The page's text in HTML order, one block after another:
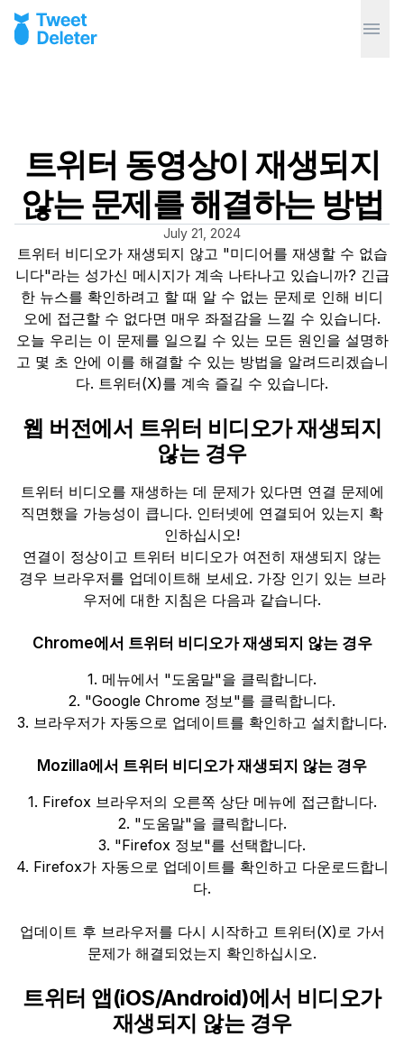
트위터 동영상이 재생되지
않는 문제를 해결하는 방법
July 21, 2024
트위터 비디오가 재생되지 않고 "미디어를 재생할 수 없습
니다"라는 성가신 메시지가 계속 나타나고 있습니까? 긴급
한 뉴스를 확인하려고 할 때 알 수 없는 문제로 인해 비디
오에 접근할 수 없다면 매우 좌절감을 느낄 수 있습니다.
오늘 우리는 이 문제를 일으킬 수 있는 모든 원인을 설명하
고 몇 초 안에 이를 해결할 수 있는 방법을 알려드리겠습니
다. 트위터(X)를 계속 즐길 수 있습니다.
웹 버전에서 트위터 비디오가 재생되지
않는 경우
트위터 비디오를 재생하는 데 문제가 있다면 연결 문제에
직면했을 가능성이 큽니다. 인터넷에 연결되어 있는지 확
인하십시오!
연결이 정상이고 트위터 비디오가 여전히 재생되지 않는
경우 브라우저를 업데이트해 보세요. 가장 인기 있는 브라
우저에 대한 지침은 다음과 같습니다.
Chrome에서 트위터 비디오가 재생되지 않는 경우
1. 메뉴에서 "도움말"을 클릭합니다.
2. "Google Chrome 정보"를 클릭합니다.
3. 브라우저가 자동으로 업데이트를 확인하고 설치합니다.
Mozilla에서 트위터 비디오가 재생되지 않는 경우
1. Firefox 브라우저의 오른쪽 상단 메뉴에 접근합니다.
2. "도움말"을 클릭합니다.
3. "Firefox 정보"를 선택합니다.
4. Firefox가 자동으로 업데이트를 확인하고 다운로드합니
다.
업데이트 후 브라우저를 다시 시작하고 트위터(X)로 가서
문제가 해결되었는지 확인하십시오.
트위터 앱(iOS/Android)에서 비디오가
재생되지 않는 경우